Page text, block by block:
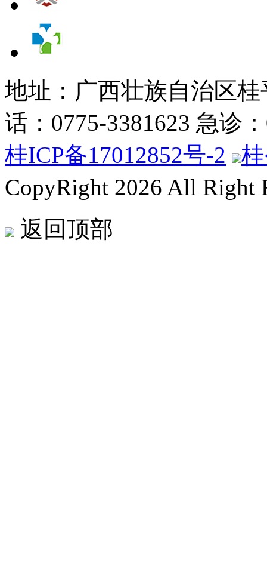
地址：广西壮族自治区
话：0775-3381623 急诊
桂ICP备17012852号-2
CopyRight 2026 All Right
返回顶部